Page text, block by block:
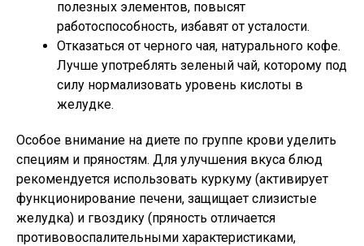
полезных элементов, повысят
работоспособность, избавят от усталости.
Отказаться от черного чая, натурального кофе.
Лучше употреблять зеленый чай, которому под
силу нормализовать уровень кислоты в
желудке.
Особое внимание на диете по группе крови уделить
специям и пряностям. Для улучшения вкуса блюд
рекомендуется использовать куркуму (активирует
функционирование печени, защищает слизистые
желудка) и гвоздику (пряность отличается
противовоспалительными характеристиками,